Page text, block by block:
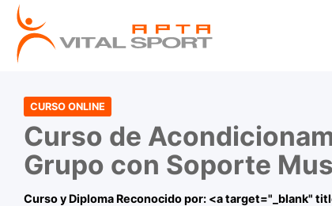
CURSO ONLINE
Curso de
Grupo con Soporte
Curso y Diploma Reconocido por: <a target="_blank"